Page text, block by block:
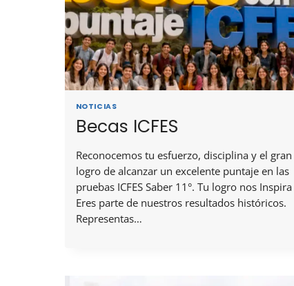
NOTICIAS
Becas ICFES
Reconocemos tu esfuerzo, disciplina y el gran
logro de alcanzar un excelente puntaje en las
pruebas ICFES Saber 11°. Tu logro nos Inspira
Eres parte de nuestros resultados históricos.
Representas…